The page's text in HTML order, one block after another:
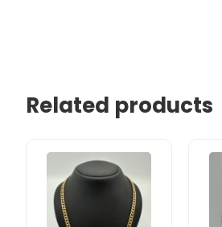
Related products